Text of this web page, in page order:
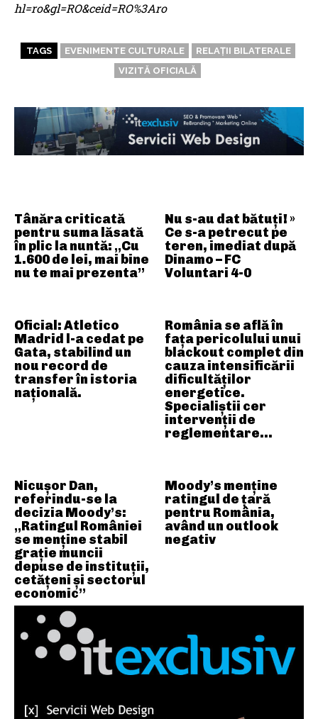
Tânăra criticată
pentru suma lăsată
în plic la nuntă: „Cu
1.600 de lei, mai bine
nu te mai prezenta”
Nu s-au dat bătuți! »
Ce s-a petrecut pe
teren, imediat după
Dinamo – FC
Voluntari 4-0
Oficial: Atletico
Madrid l-a cedat pe
Gata, stabilind un
nou record de
transfer în istoria
națională.
România se află în
fața pericolului unui
blackout complet din
cauza intensificării
dificultăților
energetice.
Specialiștii cer
intervenții de
reglementare…
Nicușor Dan,
referindu-se la
decizia Moody’s:
„Ratingul României
se menține stabil
grație muncii
depuse de instituții,
cetățeni și sectorul
economic”
Moody’s menține
ratingul de țară
pentru România,
având un outlook
negativ
hl=ro&gl=RO&ceid=RO%3Aro
TAGS EVENIMENTE CULTURALE
RELAȚII BILATERALE
VIZITĂ OFICIALĂ